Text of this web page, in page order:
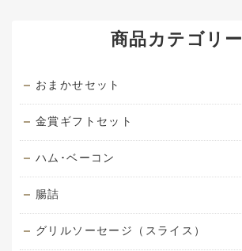
商品カテゴリー
おまかせセット
金賞ギフトセット
ハム･ベーコン
腸詰
グリルソーセージ（スライス）